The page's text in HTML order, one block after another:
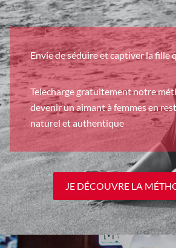
Envie de séduire et captiver la fille
Telecharge gratuitement notre
devenir un aimant à femmes en
naturel et authentique
JE DÉCOUVRE LA